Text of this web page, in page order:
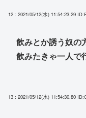
12 : 2021/05/12(水) 11:54:23.29
飲みとか誘う奴の
飲みたきゃ一人で
13 : 2021/05/12(水) 11:54:30.80